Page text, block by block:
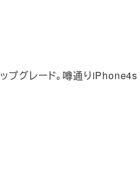
プグレード。噂通りiPhone4s